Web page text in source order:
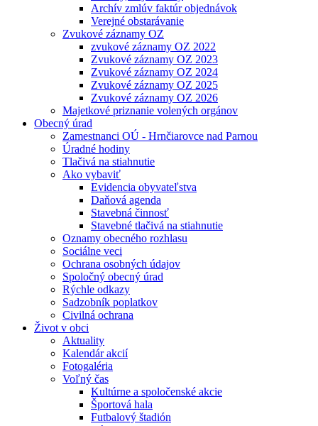
Archív zmlúv faktúr objednávok
Verejné obstarávanie
Zvukové záznamy OZ
zvukové záznamy OZ 2022
Zvukové záznamy OZ 2023
Zvukové záznamy OZ 2024
Zvukové záznamy OZ 2025
Zvukové záznamy OZ 2026
Majetkové priznanie volených orgánov
Obecný úrad
Zamestnanci OÚ - Hrnčiarovce nad Parnou
Úradné hodiny
Tlačivá na stiahnutie
Ako vybaviť
Evidencia obyvateľstva
Daňová agenda
Stavebná činnosť
Stavebné tlačivá na stiahnutie
Oznamy obecného rozhlasu
Sociálne veci
Ochrana osobných údajov
Spoločný obecný úrad
Rýchle odkazy
Sadzobník poplatkov
Civilná ochrana
Život v obci
Aktuality
Kalendár akcií
Fotogaléria
Voľný čas
Kultúrne a spoločenské akcie
Športová hala
Futbalový štadión